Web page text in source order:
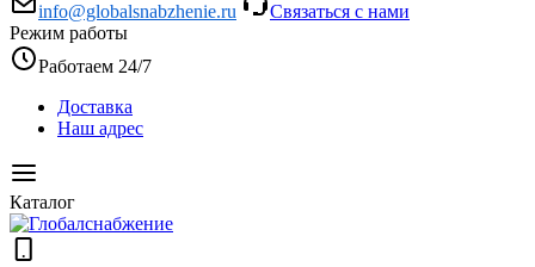
info@globalsnabzhenie.ru
Связаться с нами
Режим работы
Работаем 24/7
Доставка
Наш адрес
Каталог